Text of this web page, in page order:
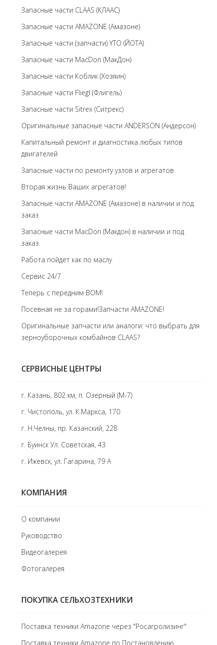
Запасные части CLAAS (КЛААС)
Запасные части AMAZONE (Амазоне)
Запасные части (запчасти) YTO (ЙОТА)
Запасные части MacDon (МакДон)
Запасные части Коблик (Хозяин)
Запасные части Fliegl (Флигель)
Запасные части Sitrex (Ситрекс)
Оригинальные запасные части ANDERSON (Андерсон)
Капитальный ремонт и диагностика любых типов
двигателей
Запасные части по ремонту узлов и агрегатов
Вторая жизнь Ваших агрегатов!
Запасные части AMAZONE (Амазоне) в наличии и под
заказ
Запасные части MacDon (Макдон) в наличии и под
заказ
Работа пойдет как по маслу
Сервис 24/7
Теперь с передним BOM!
Посевная не за горами!Запчасти AMAZONE!
Оригинальные запчасти или аналоги: что выбрать для
зерноуборочных комбайнов CLAAS?
СЕРВИСНЫЕ ЦЕНТРЫ
г. Казань, 802 км, п. Озерный (М-7)
г. Чистополь, ул. К.Маркса, 170
г. Н.Челны, пр. Казанский, 228
г. Буинск Ул. Советская, 43
г. Ижевск, ул. Гагарина, 79 А
КОМПАНИЯ
О компании
Руководство
Видеогалерея
Фотогалерея
ПОКУПКА СЕЛЬХОЗТЕХНИКИ
Поставка техники Amazone через "Росагролизинг"
Поставка техники Amazone по Постановлению